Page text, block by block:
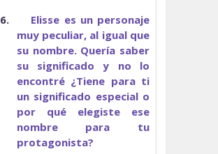
6.
Elisse es un personaje
muy peculiar, al igual que
su nombre. Quería saber
su significado y no lo
encontré ¿Tiene para ti
un significado especial o
por qué elegiste ese
nombre para tu
protagonista?